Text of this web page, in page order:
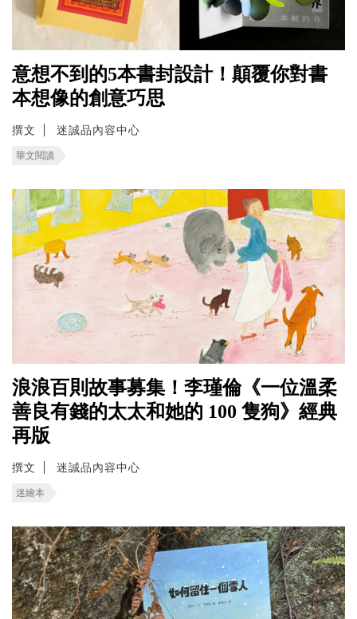
意想不到的5本書封設計！顛覆你對書
本想像的創意巧思
撰文 迷誠品內容中心
華文閱讀
浪浪百則故事募集！李瑾倫《一位溫柔
善良有錢的太太和她的 100 隻狗》經典
再版
撰文 迷誠品內容中心
迷繪本